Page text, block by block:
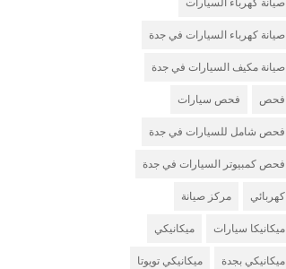
صيانة كهرباء السيارات
صيانة كهرباء السيارات في جدة
صيانة مكيف السيارات في جدة
فحص فحص سيارات
فحص شامل للسيارات في جدة
فحص كمبيوتر السيارات في جدة
كهربائي مركز صيانة
ميكانيكا سيارات ميكانيكي
ميكانيكي بجدة ميكانيكي تويوتا